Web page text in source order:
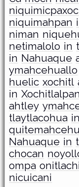
niquimahpan
niman
netimalolo in
in Nahuaque
ymahcehuallo
huelic xochitl
in
ahtley
tlaytlacohua in
Nahuaque in
chocan
ompa
nicuicani